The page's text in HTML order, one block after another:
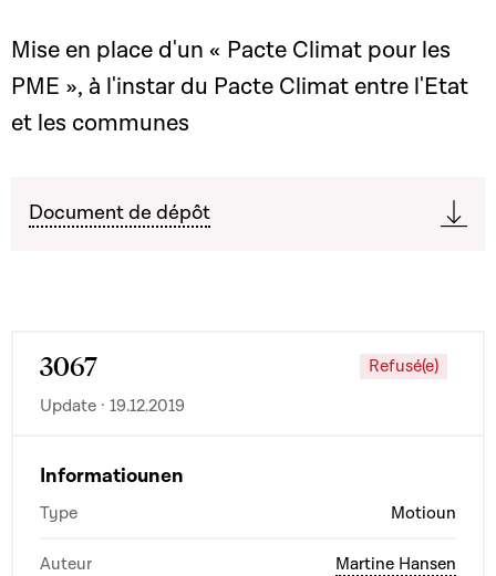
Mise en place d'un « Pacte Climat pour les
PME », à l'instar du Pacte Climat entre l'Etat
et les communes
Document de dépôt
3067
Refusé(e)
Update · 19.12.2019
Informatiounen
Type Motioun
Auteur Martine Hansen